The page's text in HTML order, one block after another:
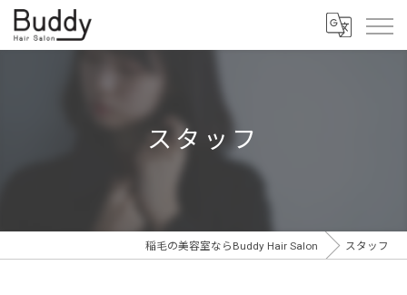
スタッフ
稲毛の美容室ならBuddy Hair Salon スタッフ